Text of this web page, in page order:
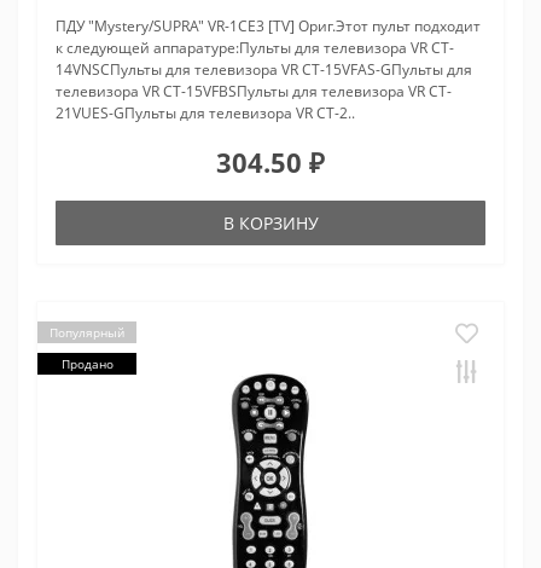
ПДУ "Mystery/SUPRA" VR-1CE3 [TV] Ориг.Этот пульт подходит
к следующей аппаратуре:Пульты для телевизора VR CT-
14VNSCПульты для телевизора VR CT-15VFAS-GПульты для
телевизора VR CT-15VFBSПульты для телевизора VR CT-
21VUES-GПульты для телевизора VR CT-2..
304.50 ₽
В КОРЗИНУ
Популярный
Продано